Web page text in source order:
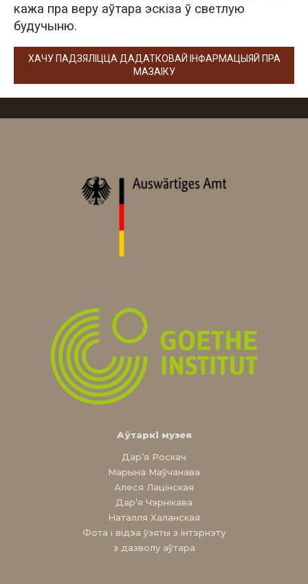
кажа пра веру аўтара эскіза ў светлую
будучыню.
ХАЧУ ПАДЗЯЛІЦЦА ДАДАТКОВАЙ ІНФАРМАЦЫЯЙ ПРА
МАЗАІКУ
Аўтаркі музея
Дар’я Роскач
Марына Маўчанава
Алеся Лацінская
Дар’я Чэрнікава
Наталля Халанская
Фота і відэа ўзяты з інтэрнэту
з дазволу аўтара